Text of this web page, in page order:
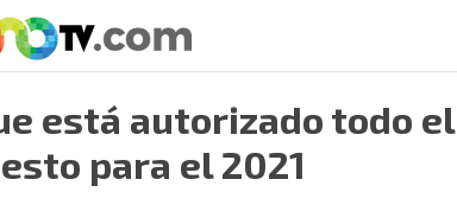
está autorizado todo el
para el 2021